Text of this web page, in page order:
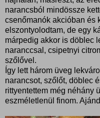
narancsból mindössze
csenőmanók akcióban és
elszontyolodtam, de egy
márpedig akkor is döblec
naranccsal, csipetnyi
szőlővel.
Így lett három üveg
narancsot, szőlőt, döblec
rittyentettem még néhány
eszméletlenül finom.